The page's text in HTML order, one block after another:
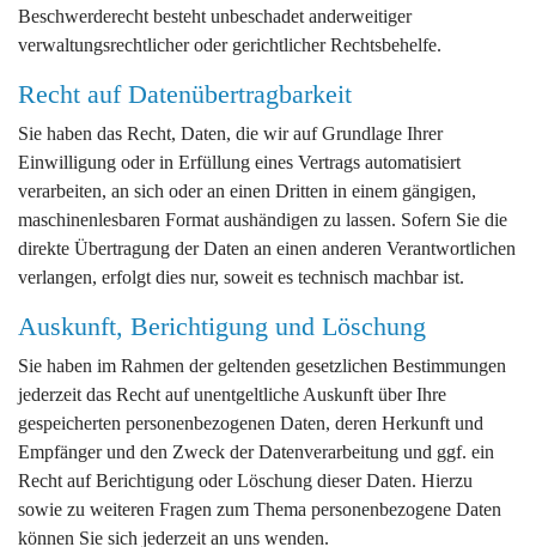
Beschwerderecht besteht unbeschadet anderweitiger
verwaltungsrechtlicher oder gerichtlicher Rechtsbehelfe.
Recht auf Daten­übertrag­barkeit
Sie haben das Recht, Daten, die wir auf Grundlage Ihrer
Einwilligung oder in Erfüllung eines Vertrags automatisiert
verarbeiten, an sich oder an einen Dritten in einem gängigen,
maschinenlesbaren Format aushändigen zu lassen. Sofern Sie die
direkte Übertragung der Daten an einen anderen Verantwortlichen
verlangen, erfolgt dies nur, soweit es technisch machbar ist.
Auskunft, Berichtigung und Löschung
Sie haben im Rahmen der geltenden gesetzlichen Bestimmungen
jederzeit das Recht auf unentgeltliche Auskunft über Ihre
gespeicherten personenbezogenen Daten, deren Herkunft und
Empfänger und den Zweck der Datenverarbeitung und ggf. ein
Recht auf Berichtigung oder Löschung dieser Daten. Hierzu
sowie zu weiteren Fragen zum Thema personenbezogene Daten
können Sie sich jederzeit an uns wenden.